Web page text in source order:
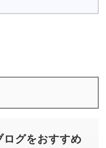
ログをおすすめ